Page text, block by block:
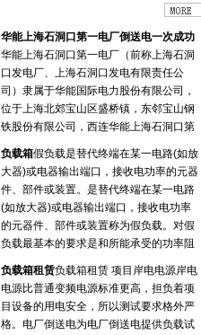
华能上海石洞口第一电厂倒送电一次成功
华能上海石洞口第一电厂（前称上海石洞
口发电厂、上海石洞口发电有限责任公
司）隶属于华能国际电力股份有限公司，
位于上海北郊宝山区盛桥镇，东邻宝山钢
铁股份有限公司，西连华能上海石洞口第
二电厂、华能上海燃机电厂，北临长江，
对岸为崇明岛，占地62.7万平方米。 一厂
是“七五”期间国家重点工程建设项目，始
建于1985年7月，规划安装四台国产第一
批300MW 亚临界燃煤机组。1987年12
月，首台机组并网发电，1990年5月四台
机组全部建成投产，是上海首座百万千瓦
级的火力发电厂。徐州特电电气有限公司
中标上海石洞口第一电厂2台65万千瓦等
容量煤电替代项目负载箱装置。2022年8
月28日一次性倒送电成功，负载装置分别
负载箱假负载是替代终端在某一电路(如放
大器)或电器输出端口，接收电功率的元器
件、部件或装置。是替代终端在某一电路
(如放大器)或电器输出端口，接收电功率
的元器件、部件或装置称为假负载。对假
负载最基本的要求是和所能承受的功率阻
抗匹配。通常在调试或检测机器性能时临
时使用的非正式的负载。假负载可以分为
电阻负载，电感负载，容性负载等。高频
发射电路的假负载主要是频率允许，阻抗
负载箱租赁负载箱租赁 项目岸电电源岸电
电源比普通变频电源标准更高，担负着项
目设备的用电安全，所以测试要求格外严
格。电厂倒送电为电厂倒送电提供负载试